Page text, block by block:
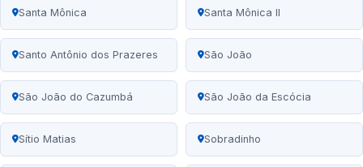
Santa Mônica Santa Mônica II
Santo Antônio dos Prazeres São João
São João do Cazumbá São João da Escócia
Sítio Matias Sobradinho